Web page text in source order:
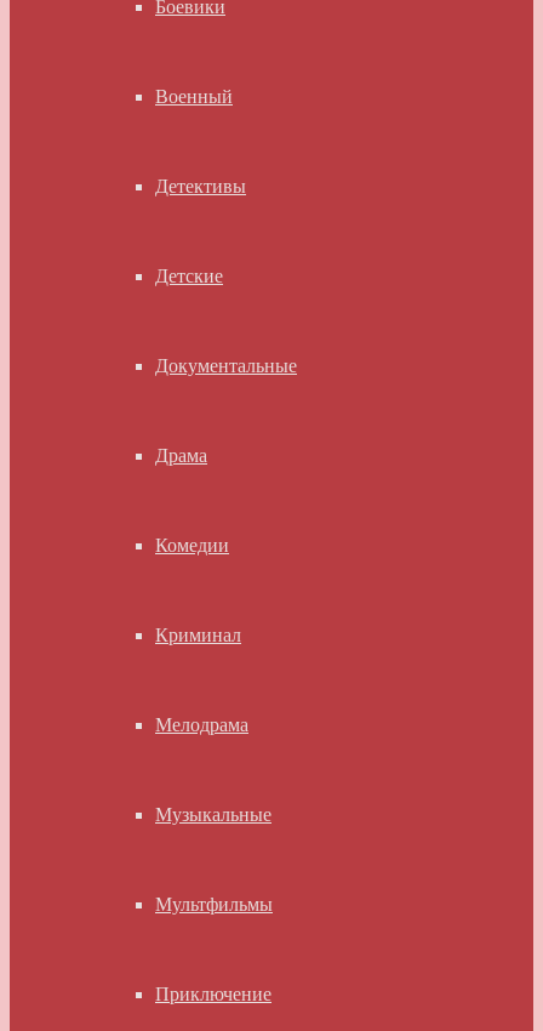
Боевики
Военный
Детективы
Детские
Документальные
Драма
Комедии
Криминал
Мелодрама
Музыкальные
Мультфильмы
Приключение